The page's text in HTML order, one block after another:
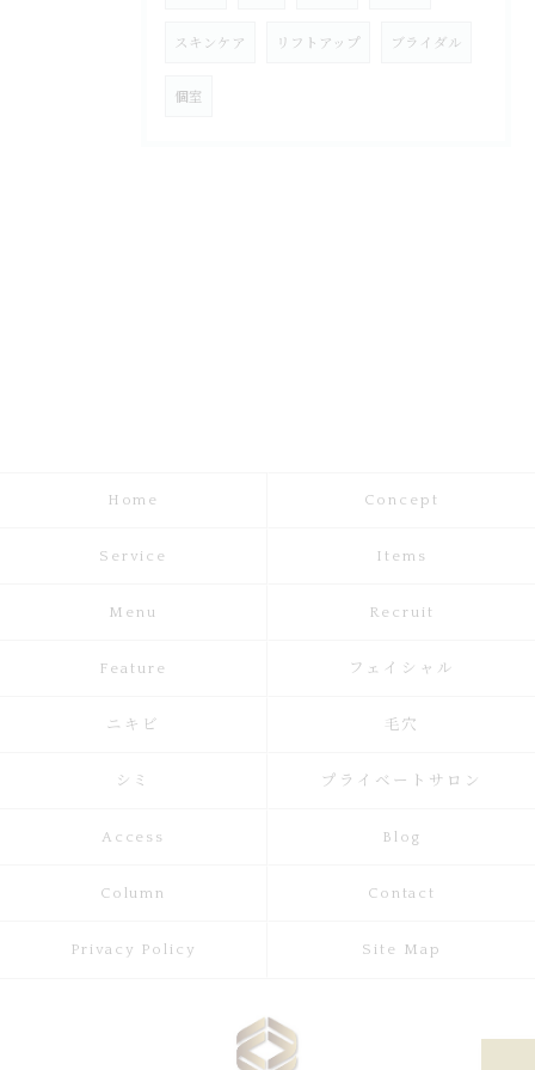
スキンケア リフトアップ ブライダル
個室
Home Concept
Service Items
Menu Recruit
Feature フェイシャル
ニキビ 毛穴
シミ プライベートサロン
Access Blog
Column Contact
Privacy Policy Site Map